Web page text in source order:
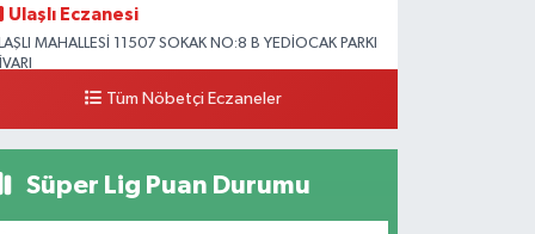
Ulaşlı Eczanesi
MAHALLESİ 11507 SOKAK NO:8 B YEDİOCAK PARKI
0 (546) 158 81 80 Yol Tarifi Al
Tüm Nöbetçi Eczaneler
Süper Lig Puan Durumu